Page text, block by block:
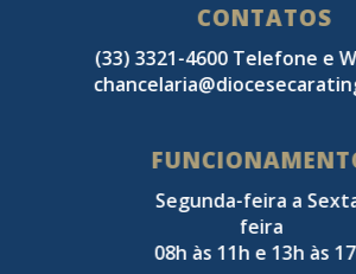
CONTATOS
(33) 3321-4600 Telefone e
Segunda-feira a
feira
08h às 11h e 13h às